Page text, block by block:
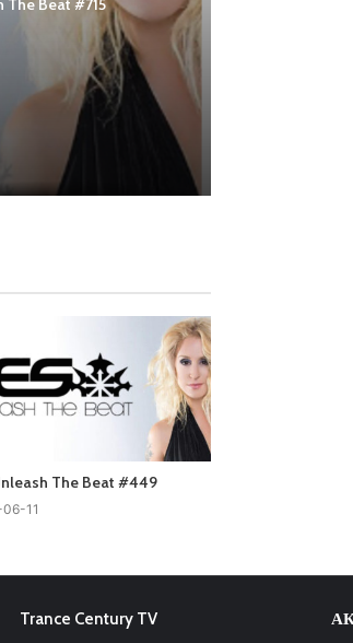
The Beat #449
11
Trance Century TV